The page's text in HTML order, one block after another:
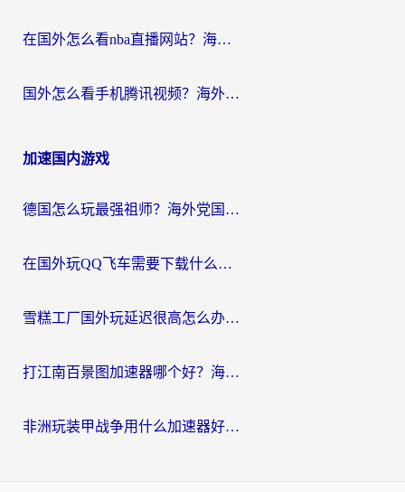
在国外怎么看nba直播网站？海外党专属体育观赛指南，告别地区限制！
国外怎么看手机腾讯视频？海外党亲测有效的追剧加速器选择指南
加速国内游戏
德国怎么玩最强祖师？海外党国服游戏加速器选择全攻略（附宝可梦Online实测）
在国外玩QQ飞车需要下载什么加速器呢？海外党亲测有效的国服游戏加速指南
雪糕工厂国外玩延迟很高怎么办？海外玩家国服游戏加速终极攻略（附实测推荐）
打江南百景图加速器哪个好？海外党踩坑N次后，终于找到不卡的秘诀
非洲玩装甲战争用什么加速器好？海外党亲测有效的国服游戏加速方案